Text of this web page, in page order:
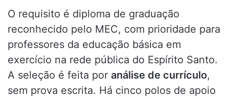
O requisito é diploma de graduação
reconhecido pelo MEC, com prioridade para
professores da educação básica em
exercício na rede pública do Espírito Santo.
A seleção é feita por análise de currículo,
sem prova escrita. Há cinco polos de apoio